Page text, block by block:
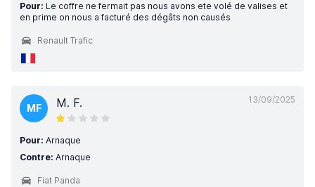
Pour: Le coffre ne fermait pas nous avons ete volé de valises et
en prime on nous a facturé des dégâts non causés
Renault Trafic
13/09/2025
MF M. F.
Pour: Arnaque
Contre: Arnaque
Fiat Panda